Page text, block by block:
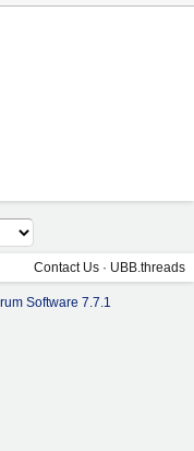
Contact Us · UBB.threads
Software 7.7.1